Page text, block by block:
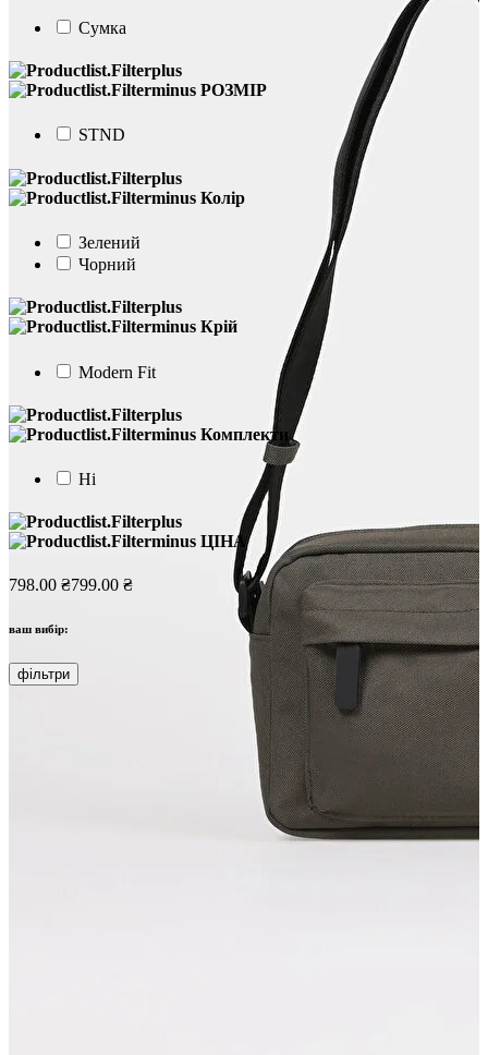
Сумка
РОЗМІР
STND
Колір
Зелений
Чорний
Крій
Modern Fit
Комплекти
Ні
ЦІНА
798.00 ₴799.00 ₴
ваш вибір:
фільтри